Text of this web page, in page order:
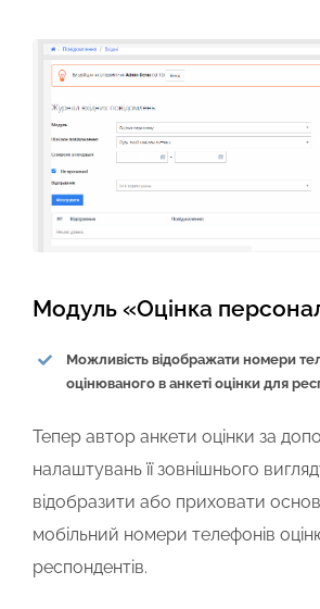
Модуль «Оцінка
Можливість відображати номери
оцінюваного в анкеті оцінки для
Тепер автор анкети оцінки за
налаштувань її зовнішнього
відобразити або приховати
мобільний номери телефонів
респондентів.